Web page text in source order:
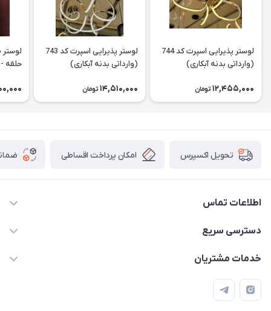
لوستر پذیرایی اسپرت کد 744
(وارداتی بدنه آبکاری)
12,455,000 تومان
لوستر پذیرایی اسپرت کد 743
(وارداتی بدنه آبکاری)
14,510,000 تومان
حلقه -
تحویل اکسپرس امکان پرداخت اقساطی
اطلاعات تماس
09171115348
طبقه همکف واحد 131
دسترسی سریع
مجله فروشگاه
درباره ما
خدمات مشتریان
قوانین و مقررات
حریم خصوصی